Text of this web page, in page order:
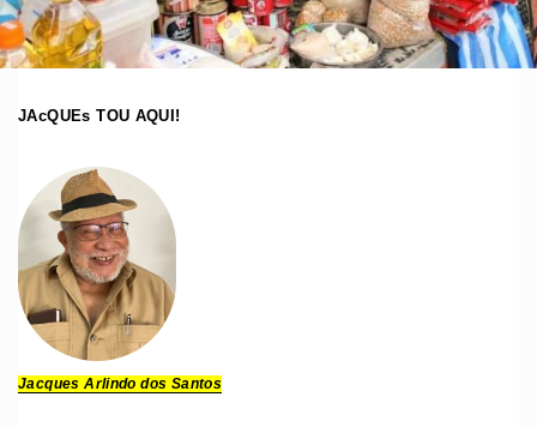
JAcQUEs TOU AQUI!
Jacques Arlindo dos Santos